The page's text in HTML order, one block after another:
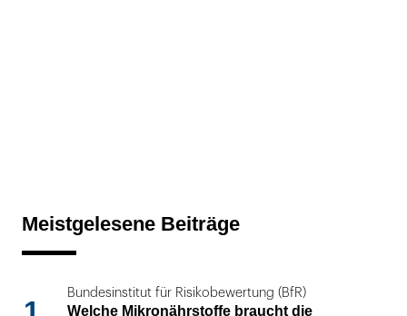
Meistgelesene Beiträge
Bundesinstitut für Risikobewertung (BfR)
Welche Mikronährstoffe braucht die